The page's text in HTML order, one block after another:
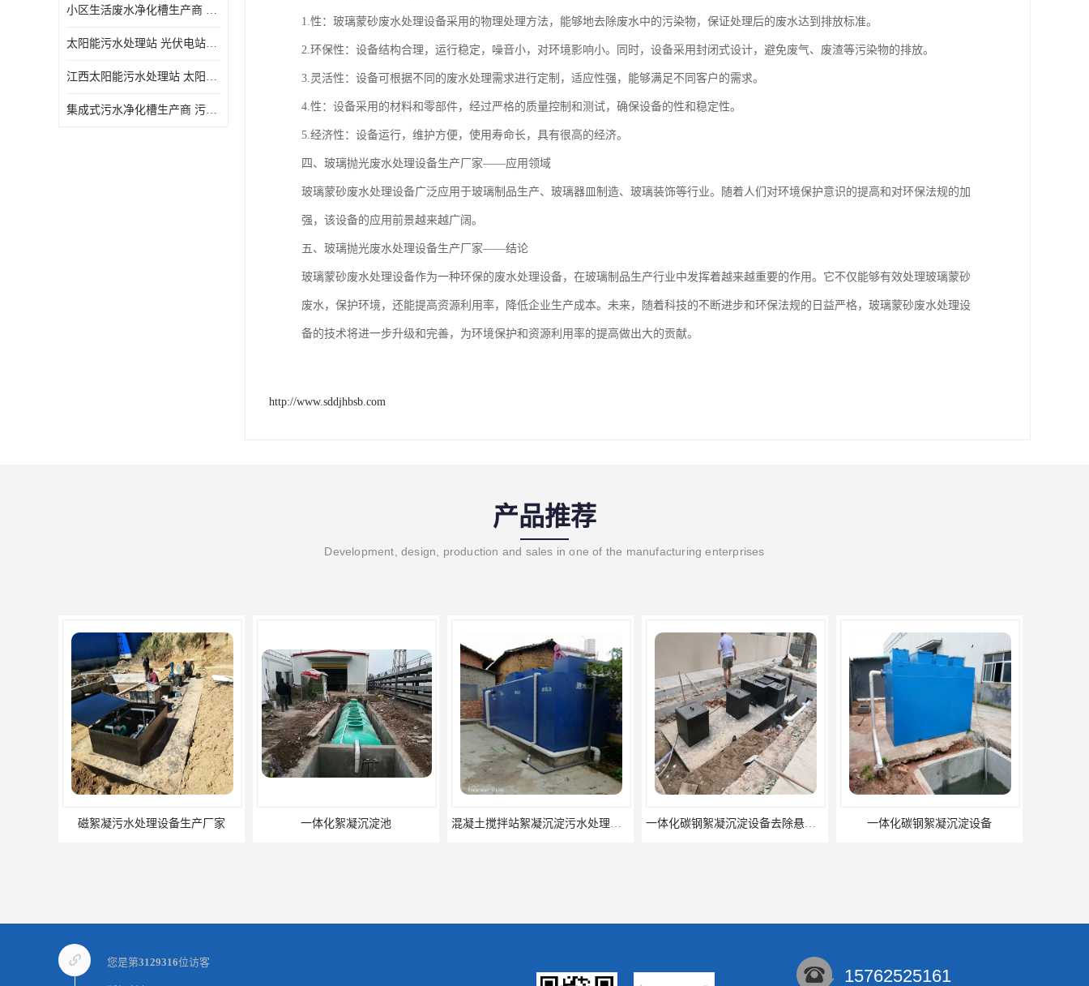
小区生活废水净化槽生产商 污水净化槽装置
太阳能污水处理站 光伏电站污水处理器厂家定制
江西太阳能污水处理站 太阳能污水处理设备造型美观
集成式污水净化槽生产商 污水净化槽装置 一站式服务
1.性：玻璃蒙砂废水处理设备采用的物理处理方法，能够地去除废水中的污染物，保证处理后的废水达到排放标准。
2.环保性：设备结构合理，运行稳定，噪音小，对环境影响小。同时，设备采用封闭式设计，避免废气、废渣等污染物的排放。
3.灵活性：设备可根据不同的废水处理需求进行定制，适应性强，能够满足不同客户的需求。
4.性：设备采用的材料和零部件，经过严格的质量控制和测试，确保设备的性和稳定性。
5.经济性：设备运行，维护方便，使用寿命长，具有很高的经济。
四、玻璃抛光废水处理设备生产厂家——应用领域
玻璃蒙砂废水处理设备广泛应用于玻璃制品生产、玻璃器皿制造、玻璃装饰等行业。随着人们对环境保护意识的提高和对环保法规的加
强，该设备的应用前景越来越广阔。
五、玻璃抛光废水处理设备生产厂家——结论
玻璃蒙砂废水处理设备作为一种环保的废水处理设备，在玻璃制品生产行业中发挥着越来越重要的作用。它不仅能够有效处理玻璃蒙砂
废水，保护环境，还能提高资源利用率，降低企业生产成本。未来，随着科技的不断进步和环保法规的日益严格，玻璃蒙砂废水处理设
备的技术将进一步升级和完善，为环境保护和资源利用率的提高做出大的贡献。
http://www.sddjhbsb.com
产品推荐
Development, design, production and sales in one of the manufacturing enterprises
磁絮凝污水处理设备生产厂家 一体化絮凝沉淀池 混凝土搅拌站絮凝沉淀污水处理设备 一体化碳钢絮凝沉淀设备去除悬浮球物 一体化碳钢絮凝沉淀设备
您是第3129316位访客
15762525161